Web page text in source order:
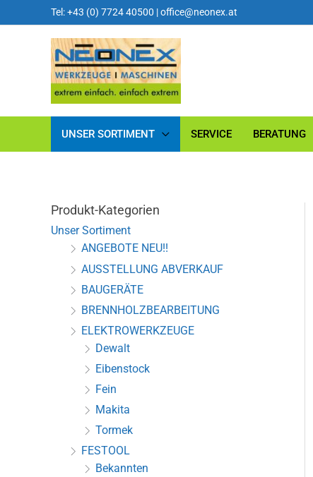
Tel: +43 (0) 7724 40500 |office@neonex.at
UNSER SORTIMENT SERVICE BERATUNG
Produkt-Kategorien
Unser Sortiment
ANGEBOTE NEU!!
AUSSTELLUNG ABVERKAUF
BAUGERÄTE
BRENNHOLZBEARBEITUNG
ELEKTROWERKZEUGE
Dewalt
Eibenstock
Fein
Makita
Tormek
FESTOOL
Bekannten